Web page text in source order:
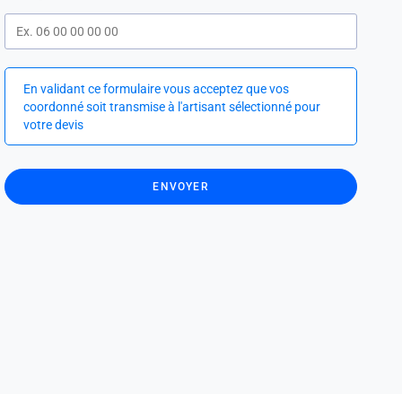
En validant ce formulaire vous acceptez que vos
coordonné soit transmise à l'artisant sélectionné pour
votre devis
ENVOYER